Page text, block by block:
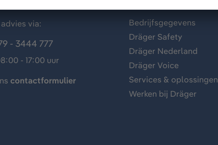
via:
- 3444 777
- 17:00 uur
contactformulier
Bedrijfsgegevens
Dräger Safety
Dräger Nederland
Dräger Voice
Services & oplossingen
Werken bij Dräger